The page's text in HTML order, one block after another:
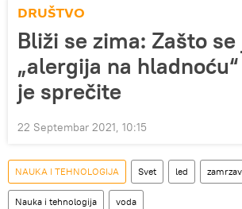
DRUŠTVO
Bliži se zima: Zašto se
„alergija na
je sprečite
22 Septembar 2021, 10:15
NAUKA I TEHNOLOGIJA Svet led
Nauka i tehnologija voda